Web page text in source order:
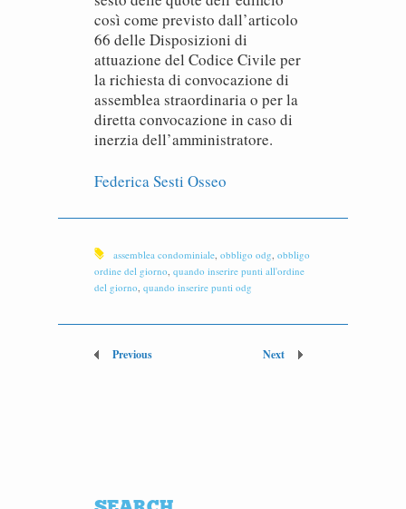
così come previsto dall’articolo
66 delle Disposizioni di
attuazione del Codice Civile per
la richiesta di convocazione di
assemblea straordinaria o per la
diretta convocazione in caso di
inerzia dell’amministratore.
Federica Sesti Osseo
assemblea condominiale, obbligo odg, obbligo
ordine del giorno, quando inserire punti all'ordine
del giorno, quando inserire punti odg
Previous Next